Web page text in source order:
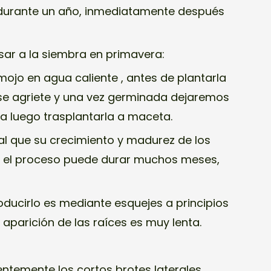
un año, inmediatamente después
a la siembra en primavera:
en agua caliente , antes de plantarla
agriete y una vez germinada dejaremos
luego trasplantarla a maceta.
que su crecimiento y madurez de los
proceso puede durar muchos meses,
es mediante esquejes a principios
de las raíces es muy lenta.